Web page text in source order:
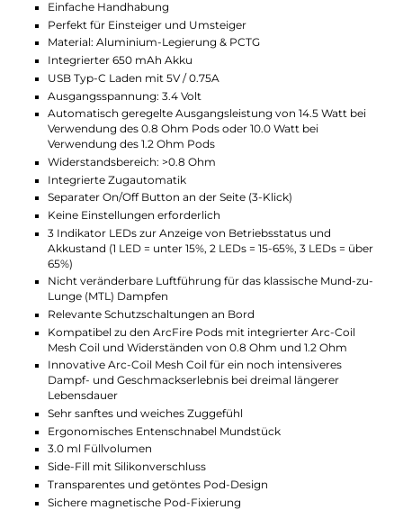
Der ArcFire Pod Stick verfügt über einen 650 mAh
Akku, der in nur 30 Minuten zu 75% über USB Typ-C
aufgeladen werden kann. Das 3-Klick-System für Ein-
und Ausschalten und drei Indikator LEDs sorgen für
einfache Bedienung. Das Kit passt seine Leistung
automatisch dem verwendeten Pod an, mit
Magneten für sichere Fixierung und
Schutzschaltungen für sicheren Betrieb.
Pods und Dampferlebnis
Die ArcFire Pods fassen 3.0 ml Liquid und bieten ein
Side-Fill mit Silikonverschluss. Die integrierten Arc-
Coils Mesh Verdampferköpfe versprechen intensiven
Geschmack, weiches Zugverhalten und lange Coil-
Lebensdauer. Die Pods sind in Widerständen von 1.2
Ohm und 0.8 Ohm erhältlich, für unterschiedliche
MTL Dampferlebnisse. Transparente, leicht getönte
Pods und ein ergonomisches Mundstück runden das
geschmacksstarke MTL Erlebnis ab.
Technische Daten
Modernes Pod Kit für das klassische Mund-zu-Lunge (MTL)
Dampfen
Ergonomische Stick-Form
Kompakt und leicht